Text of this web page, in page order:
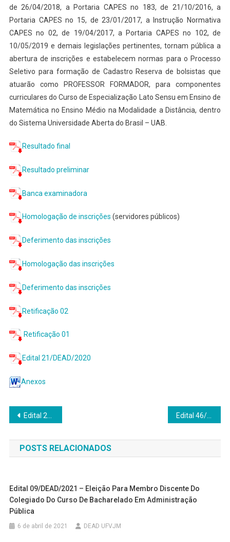
de 26/04/2018, a Portaria CAPES no 183, de 21/10/2016, a
Portaria CAPES no 15, de 23/01/2017, a Instrução Normativa
CAPES no 02, de 19/04/2017, a Portaria CAPES no 102, de
10/05/2019 e demais legislações pertinentes, tornam pública a
abertura de inscrições e estabelecem normas para o Processo
Seletivo para formação de Cadastro Reserva de bolsistas que
atuarão como PROFESSOR FORMADOR, para componentes
curriculares do Curso de Especialização Lato Sensu em Ensino de
Matemática no Ensino Médio na Modalidade a Distância, dentro
do Sistema Universidade Aberta do Brasil – UAB.
Resultado final
Resultado preliminar
Banca examinadora
Homologação de inscrições (servidores públicos)
Deferimento das inscrições
Homologação das inscrições
Deferimento das inscrições
Retificação 02
Retificação 01
Edital 21/DEAD/2020
Anexos
Navegação
de
Post
Edital 20/DEAD/2020 – Seleção de Tutores a Distância para atuar no curso de Especialização em Ensino de Geografia
POSTS RELACIONADOS
Edital 09/DEAD/2021 – Eleição Para Membro Discente Do
Colegiado Do Curso De Bacharelado Em Administração
Pública
6 de abril de 2021 DEAD UFVJM